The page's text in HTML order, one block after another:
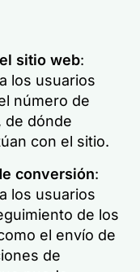
sitio web:
los usuarios
número de
de dónde
con el sitio.
conversión:
los usuarios
de los
el envío de
de